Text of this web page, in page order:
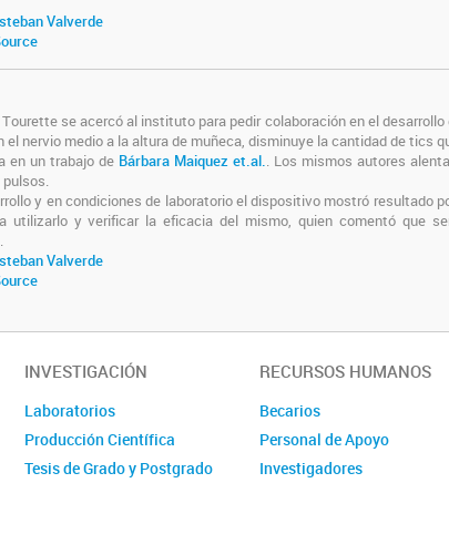
Valverde
se acercó al instituto para pedir colaboración en el
el nervio medio a la altura de muñeca, disminuye la cantidad de tics
en un trabajo de Bárbara Maiquez et.al.
. Los mismos autores
y en condiciones de laboratorio el dispositivo mostró resultado
utilizarlo y verificar la eficacia del mismo, quien comentó que
Valverde
INVESTIGACIÓN
Laboratorios
Producción Científica
Tesis de Grado y Postgrado
RECURSOS HUMANOS
Becarios
Personal de Apoyo
Investigadores